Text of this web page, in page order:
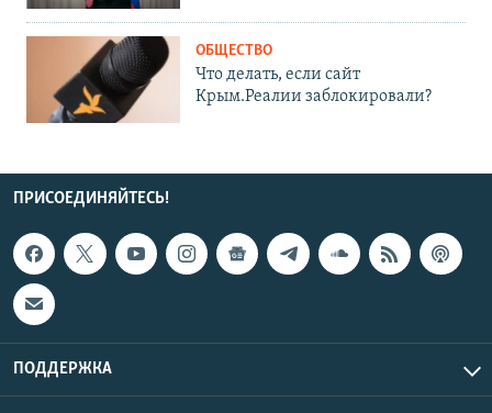
ОБЩЕСТВО
Что делать, если сайт
Крым.Реалии заблокировали?
ПРИСОЕДИНЯЙТЕСЬ!
ПОДДЕРЖКА